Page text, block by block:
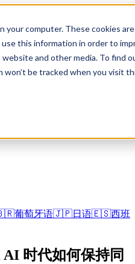
your computer. These cookies
this information in order to
and other media. To find
won’t be tracked when you visit
葡萄牙语🇯🇵日语🇪🇸西班
时代如何保持同